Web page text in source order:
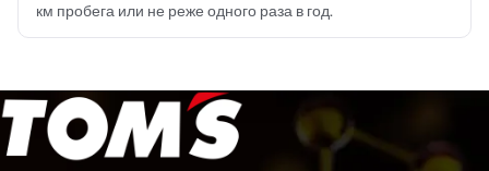
км пробега или не реже одного раза в год.